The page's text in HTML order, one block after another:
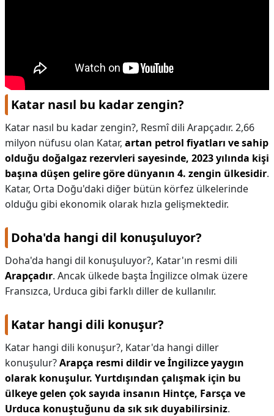
Katar nasıl bu kadar zengin?
Katar nasıl bu kadar zengin?, Resmî dili Arapçadır. 2,66
milyon nüfusu olan Katar, artan petrol fiyatları ve sahip
olduğu doğalgaz rezervleri sayesinde, 2023 yılında kişi
başına düşen gelire göre dünyanın 4. zengin ülkesidir.
Katar, Orta Doğu'daki diğer bütün körfez ülkelerinde
olduğu gibi ekonomik olarak hızla gelişmektedir.
Doha'da hangi dil konuşuluyor?
Doha'da hangi dil konuşuluyor?, Katar'ın resmi dili
Arapçadır. Ancak ülkede başta İngilizce olmak üzere
Fransızca, Urduca gibi farklı diller de kullanılır.
Katar hangi dili konuşur?
Katar hangi dili konuşur?, Katar'da hangi diller
konuşulur?Arapça resmi dildir ve İngilizce yaygın
olarak konuşulur. Yurtdışından çalışmak için bu
ülkeye gelen çok sayıda insanın Hintçe, Farsça ve
Urduca konuştuğunu da sık sık duyabilirsiniz.